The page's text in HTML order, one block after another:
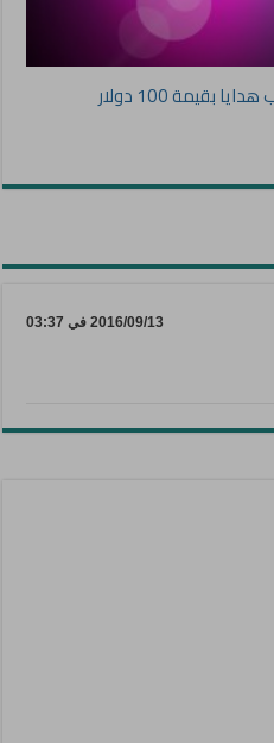
2016/09/13 في 03:37